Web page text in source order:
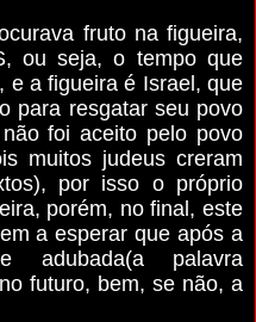
fruto na figueira,
ou seja, o tempo que
e a figueira é Israel, que
para resgatar seu povo
foi aceito pelo povo
muitos judeus creram
por isso o próprio
porém, no final, este
a esperar que após a
adubada(a palavra
futuro, bem, se não, a